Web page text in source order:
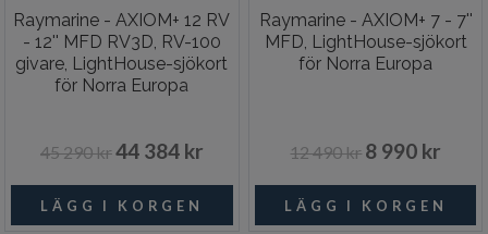
Raymarine - AXIOM+ 12 RV
- 12'' MFD RV3D, RV-100
givare, LightHouse-sjökort
för Norra Europa
45 290 kr44 384 kr
Raymarine - AXIOM+ 7 - 7''
MFD, LightHouse-sjökort
för Norra Europa
12 490 kr 8 990 kr